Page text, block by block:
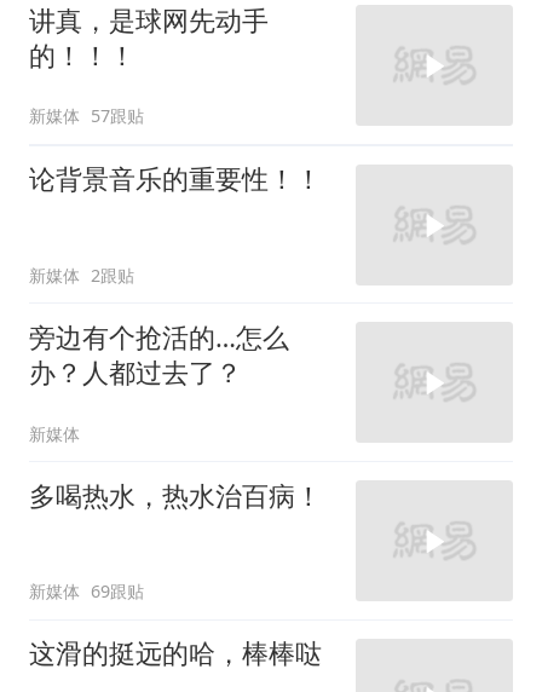
讲真，是球网先动手
的！！！
新媒体 57跟贴
论背景音乐的重要性！！
新媒体 2跟贴
旁边有个抢活的…怎么
办？人都过去了？
新媒体
多喝热水，热水治百病！
新媒体 69跟贴
这滑的挺远的哈，棒棒哒